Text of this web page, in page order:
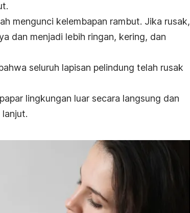
mengunci kelembapan rambut. Jika rusak,
dan menjadi lebih ringan, kering, dan
seluruh lapisan pelindung telah rusak
lingkungan luar secara langsung dan